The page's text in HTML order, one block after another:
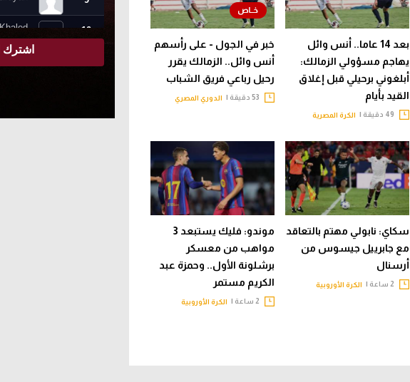
بعد 14 عاما.. أنس وائل
يهاجم مسؤولي الزمالك:
أبلغوني برحيلي قبل إغلاق
القيد بأيام
الكرة المصرية
خبر في الجول - على رأسهم
أنس وائل.. الزمالك يقرر
رحيل رباعي فريق الشباب
الدوري المصري
سكاي: نابولي مهتم بالتعاقد
مع جابرييل جيسوس من
أرسنال
الكرة الأوروبية
موندو: فليك يستبعد 3
مواهب من معسكر
برشلونة الأول.. وحمزة عبد
الكريم مستمر
الكرة الأوروبية